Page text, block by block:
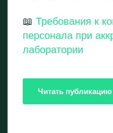
📖 Требования к
персонала при
лаборатории
Читать публикацию